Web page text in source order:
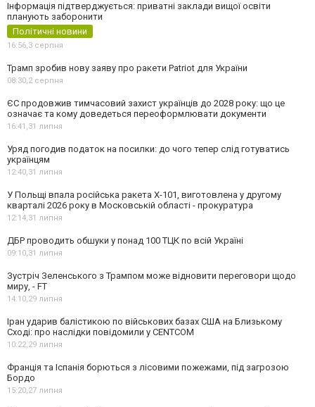
Інформація підтверджується: приватні заклади вищої освіти
планують заборонити
Політичні новини
16:56,3 серпня
Трамп зробив нову заяву про ракети Patriot для України
08:30,2 серпня
ЄС продовжив тимчасовий захист українців до 2028 року: що це
означає та кому доведеться переоформлювати документи
16:41,31 липня
Уряд погодив податок на посилки: до чого тепер слід готуватись
українцям
12:40,31 липня
У Польщі впала російська ракета X-101, виготовлена у другому
кварталі 2026 року в Московській області - прокуратура
12:14,31 липня
ДБР проводить обшуки у понад 100 ТЦК по всій Україні
09:10,31 липня
Зустріч Зеленського з Трампом може відновити переговори щодо
миру, - FT
14:10,29 липня
Іран ударив балістикою по військових базах США на Близькому
Сході: про наслідки повідомили у CENTCOM
10:22,29 липня
Франція та Іспанія борються з лісовими пожежами, під загрозою
Бордо
15:20,27 липня